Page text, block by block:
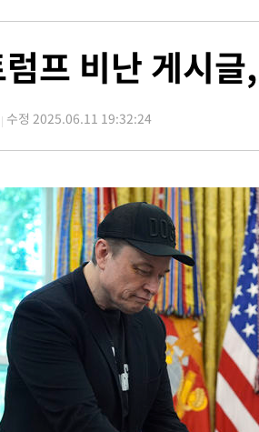
멧돼지 출현 결국 사살…'이용객 대피'
포인트(0.65%) 오른 6299.66 마감
로 불법도박 수익 5062억 세탁…19명 검거
"2028년 중순까지 광주 군공항 기능 다른 군공
' 1호선 용산역 상행선 무정차 통과 종료
5%대 급등에 '매수 사이드카' 발동
율, 오전 9시 1410.3원
포인트(1.11%) 오른 807.66 개장
포인트(0.76%) 오른 6306.33 개장
스카 홍 등 美 진보파 '약진'…2028년 대선판 흔
제도 개편안 관련 '與 제안'에 공감…제도 보완
도 쓰러진 해명…"엄살"이라며 훈련강요
"충청권 246조·영남권 107조 투자 프로젝트 올
"반도체 함께 성장 프로젝트 10년간 1조원 규모
프 비난 게시
수정 2025.06.11 19:32:24